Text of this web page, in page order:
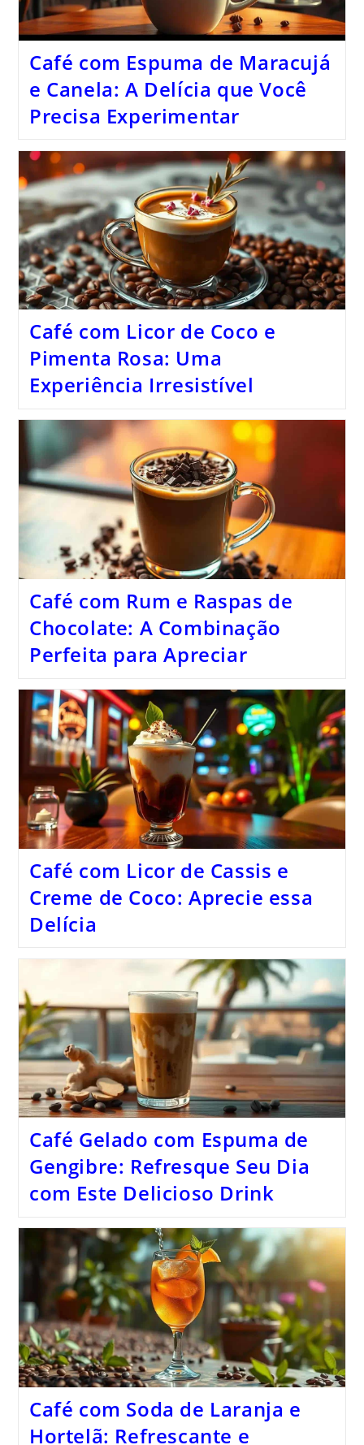
Café com Espuma de Maracujá
e Canela: A Delícia que Você
Precisa Experimentar
Café com Licor de Coco e
Pimenta Rosa: Uma
Experiência Irresistível
Café com Rum e Raspas de
Chocolate: A Combinação
Perfeita para Apreciar
Café com Licor de Cassis e
Creme de Coco: Aprecie essa
Delícia
Café Gelado com Espuma de
Gengibre: Refresque Seu Dia
com Este Delicioso Drink
Café com Soda de Laranja e
Hortelã: Refrescante e